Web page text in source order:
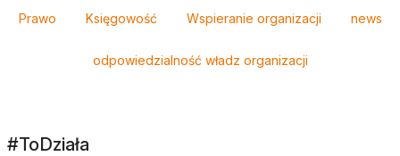
Prawo Księgowość Wspieranie organizacji news
odpowiedzialność władz organizacji
#ToDziała